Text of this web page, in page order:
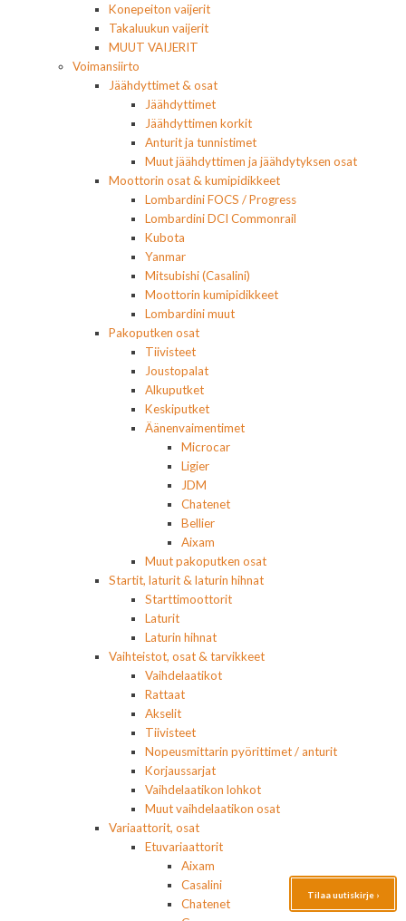
Konepeiton vaijerit
Takaluukun vaijerit
MUUT VAIJERIT
Voimansiirto
Jäähdyttimet & osat
Jäähdyttimet
Jäähdyttimen korkit
Anturit ja tunnistimet
Muut jäähdyttimen ja jäähdytyksen osat
Moottorin osat & kumipidikkeet
Lombardini FOCS / Progress
Lombardini DCI Commonrail
Kubota
Yanmar
Mitsubishi (Casalini)
Moottorin kumipidikkeet
Lombardini muut
Pakoputken osat
Tiivisteet
Joustopalat
Alkuputket
Keskiputket
Äänenvaimentimet
Microcar
Ligier
JDM
Chatenet
Bellier
Aixam
Muut pakoputken osat
Startit, laturit & laturin hihnat
Starttimoottorit
Laturit
Laturin hihnat
Vaihteistot, osat & tarvikkeet
Vaihdelaatikot
Rattaat
Akselit
Tiivisteet
Nopeusmittarin pyörittimet / anturit
Korjaussarjat
Vaihdelaatikon lohkot
Muut vaihdelaatikon osat
Variaattorit, osat
Etuvariaattorit
Aixam
Casalini
Chatenet
Tilaa uutiskirje ›